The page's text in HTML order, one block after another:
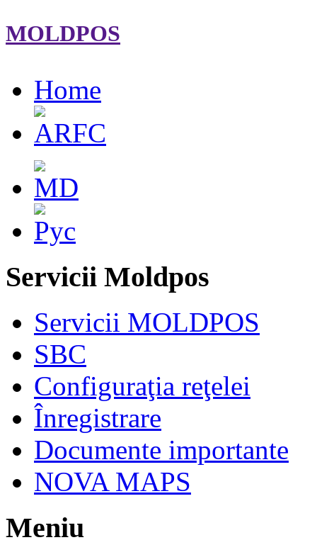
MOLDPOS
Home
Servicii Moldpos
Servicii MOLDPOS
SBC
Configuraţia reţelei
Înregistrare
Documente importante
NOVA MAPS
Meniu